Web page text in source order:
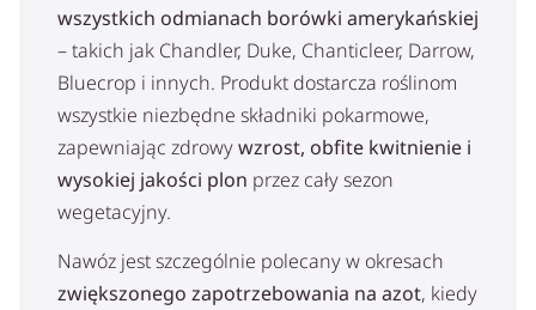
wszystkich odmianach borówki amerykańskiej
– takich jak Chandler, Duke, Chanticleer, Darrow,
Bluecrop i innych. Produkt dostarcza roślinom
wszystkie niezbędne składniki pokarmowe,
zapewniając zdrowywzrost, obfite kwitnienie i
wysokiej jakości plon przez cały sezon
wegetacyjny.
Nawóz jest szczególnie polecany w okresach
zwiększonego zapotrzebowania na azot, kiedy